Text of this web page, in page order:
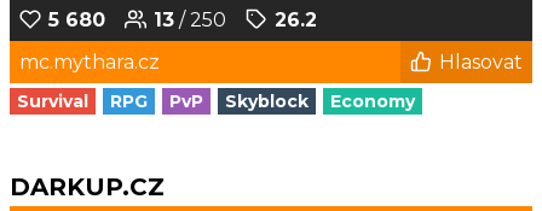
5 680 13 / 250
26.2
mc.mythara.cz
Hlasovat
Survival RPG PvP Skyblock Economy
DARKUP.CZ